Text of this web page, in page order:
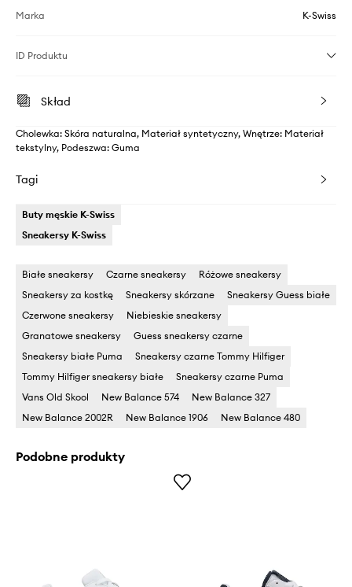
Marka K-Swiss
ID Produktu
Skład
Cholewka: Skóra naturalna, Materiał syntetyczny, Wnętrze: Materiał
tekstylny, Podeszwa: Guma
Tagi
Buty męskie K-Swiss
Sneakersy K-Swiss
Białe sneakersy Czarne sneakersy
Różowe sneakersy
Sneakersy za kostkę
Sneakersy skórzane
Sneakersy Guess białe
Czerwone sneakersy
Niebieskie sneakersy
Granatowe sneakersy
Guess sneakersy czarne
Sneakersy białe Puma
Sneakersy czarne Tommy Hilfiger
Tommy Hilfiger sneakersy białe
Sneakersy czarne Puma
Vans Old Skool
New Balance 574
New Balance 327
New Balance 2002R
New Balance 1906 New Balance 480
Podobne produkty